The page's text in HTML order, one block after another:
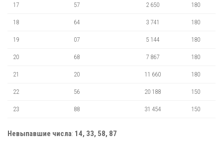
17 57 2 650 180
18 64 3 741 180
19 07 5 144 180
20 68 7 867 180
21 20 11 660 180
22 56 20 188 150
23 88 31 454 150
Невыпавшие числа: 14, 33, 58, 87